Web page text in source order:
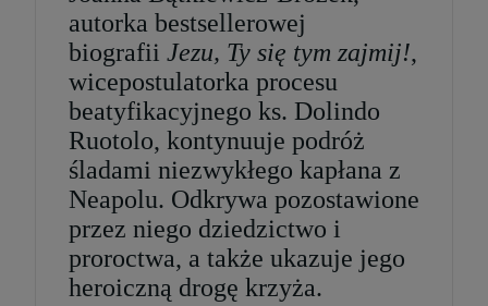
autorka bestsellerowej
biografii Jezu, Ty się tym zajmij!,
wicepostulatorka procesu
beatyfikacyjnego ks. Dolindo
Ruotolo, kontynuuje podróż
śladami niezwykłego kapłana z
Neapolu. Odkrywa pozostawione
przez niego dziedzictwo i
proroctwa, a także ukazuje jego
heroiczną drogę krzyża.